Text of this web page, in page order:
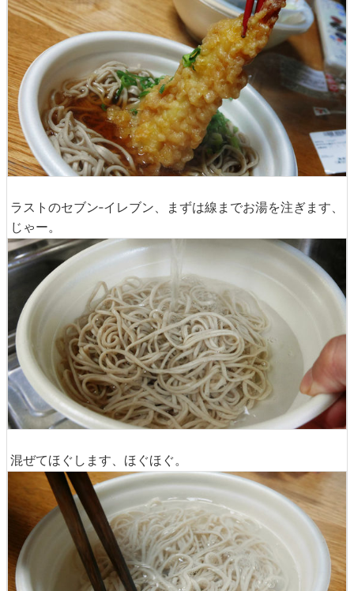
ラストのセブン‐イレブン、まずは線までお湯を注ぎます、
じゃー。
混ぜてほぐします、ほぐほぐ。